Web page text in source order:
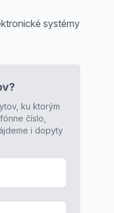
systémy
ku ktorým
číslo,
i dopyty